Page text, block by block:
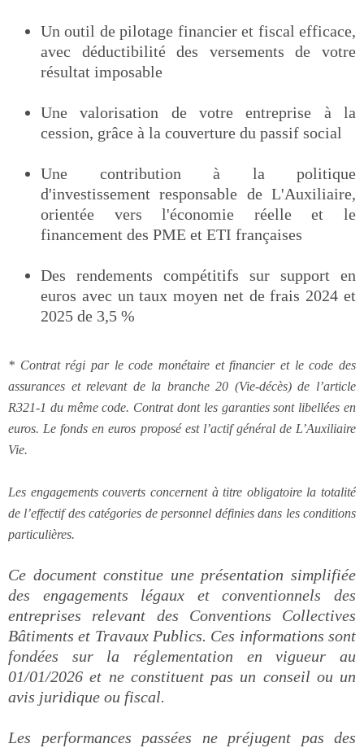
Un outil de pilotage financier et fiscal efficace,
avec déductibilité des versements de votre
résultat imposable
Une valorisation de votre entreprise à la
cession, grâce à la couverture du passif social
Une contribution à la politique
d'investissement responsable de L'Auxiliaire,
orientée vers l'économie réelle et le
financement des PME et ETI françaises
Des rendements compétitifs sur support en
euros avec un taux moyen net de frais 2024 et
2025 de 3,5 %
* Contrat régi par le code monétaire et financier et le code des
assurances et relevant de la branche 20 (Vie-décès) de l’article
R321-1 du même code. Contrat dont les garanties sont libellées en
euros. Le fonds en euros proposé est l’actif général de L’Auxiliaire
Vie.
Les engagements couverts concernent à titre obligatoire la totalité
de l’effectif des catégories de personnel définies dans les conditions
particulières.
Ce document constitue une présentation simplifiée
des engagements légaux et conventionnels des
entreprises relevant des Conventions Collectives
Bâtiments et Travaux Publics. Ces informations sont
fondées sur la réglementation en vigueur au
01/01/2026 et ne constituent pas un conseil ou un
avis juridique ou fiscal.
Les performances passées ne préjugent pas des